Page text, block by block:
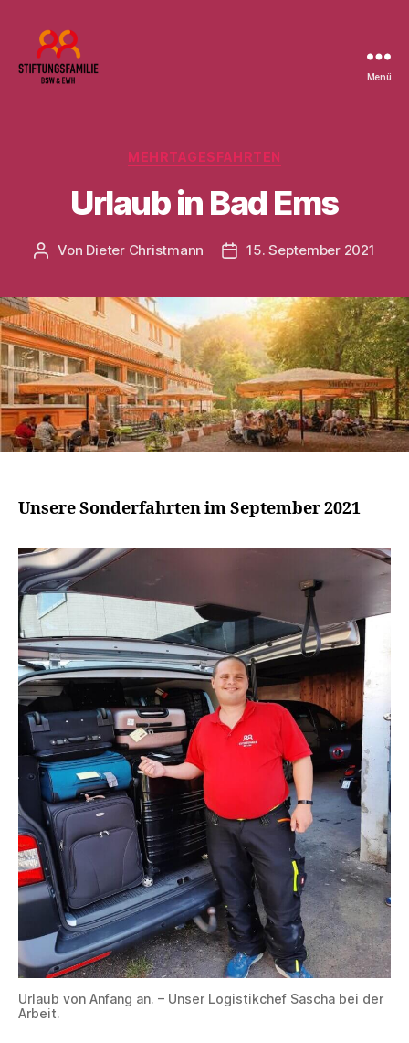
Menü
Kategorien
MEHRTAGESFAHRTEN
Urlaub in Bad Ems
Beitragsautor
Von Dieter Christmann Beitragsdatum
15. September 2021
Unsere Sonderfahrten im September 2021
Urlaub von Anfang an. – Unser Logistikchef Sascha bei der
Arbeit.